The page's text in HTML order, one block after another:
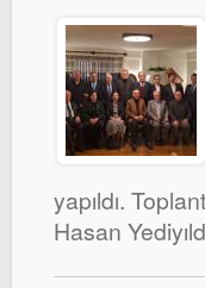
yapıldı.
Hasan